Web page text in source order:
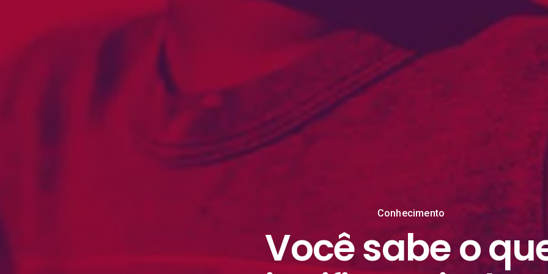
Conhecimento
Você sabe o